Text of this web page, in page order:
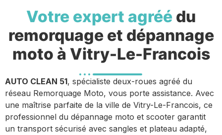
Votre expert agréé du
remorquage et dépannage
moto à Vitry-Le-Francois
AUTO CLEAN 51, spécialiste deux-roues agréé du
réseau Remorquage Moto, vous porte assistance. Avec
une maîtrise parfaite de la ville de Vitry-Le-Francois, ce
professionnel du dépannage moto et scooter garantit
un transport sécurisé avec sangles et plateau adapté,